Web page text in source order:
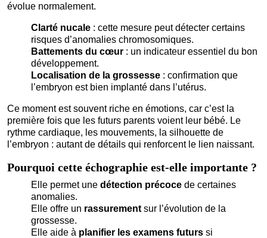
évolue normalement.
Clarté nucale : cette mesure peut détecter certains
risques d’anomalies chromosomiques.
Battements du cœur : un indicateur essentiel du bon
développement.
Localisation de la grossesse : confirmation que
l’embryon est bien implanté dans l’utérus.
Ce moment est souvent riche en émotions, car c’est la
première fois que les futurs parents voient leur bébé. Le
rythme cardiaque, les mouvements, la silhouette de
l’embryon : autant de détails qui renforcent le lien naissant.
Pourquoi cette échographie est-elle importante ?
Elle permet une détection précoce de certaines
anomalies.
Elle offre un rassurement sur l’évolution de la
grossesse.
Elle aide à planifier les examens futurs si